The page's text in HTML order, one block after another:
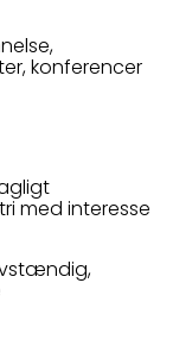
konferencer
med interesse